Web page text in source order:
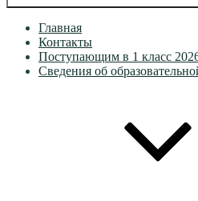
Главная
Контакты
Поступающим в 1 класс
Сведения об